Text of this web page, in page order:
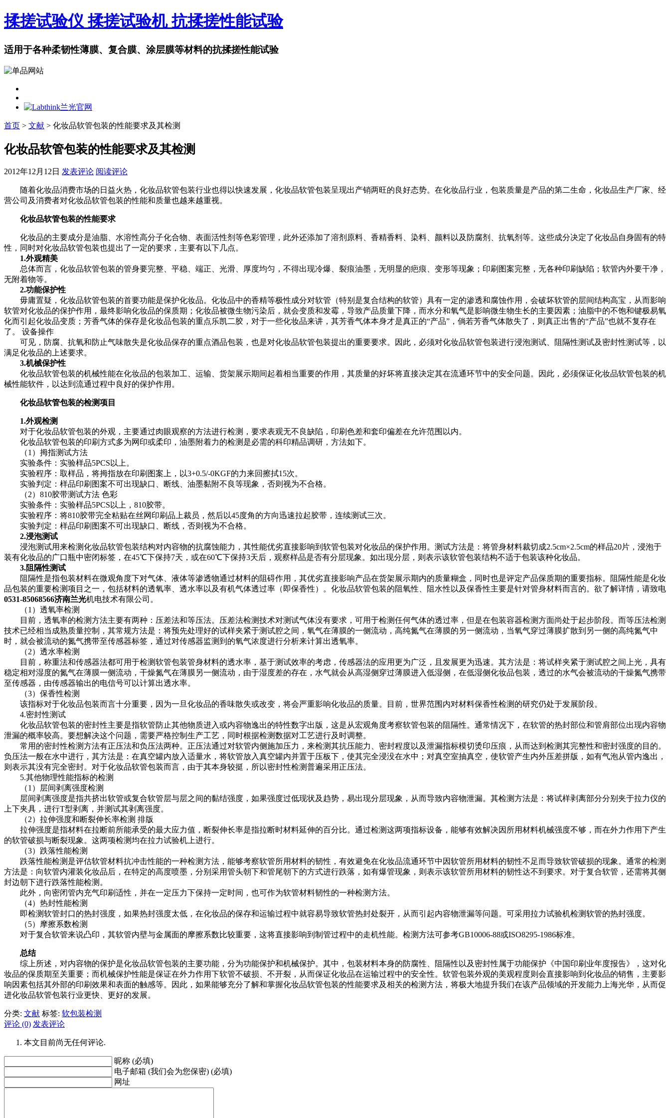
揉搓试验仪 揉搓试验机 抗揉搓性能试验
适用于各种柔韧性薄膜、复合膜、涂层膜等材料的抗揉搓性能试验
首页 > 文献 > 化妆品软管包装的性能要求及其检测
化妆品软管包装的性能要求及其检测
2012年12月12日 发表评论 阅读评论
随着化妆品消费市场的日益火热，化妆品软管包装行业也得以快速发展，化妆品软管包装呈现出产销两旺的良好态势。在化妆品行业，包装质量是产品的第二生命，化妆品生产厂家、经
营公司及消费者对化妆品软管包装的性能和质量也越来越重视。
化妆品软管包装的性能要求
化妆品的主要成分是油脂、水溶性高分子化合物、表面活性剂等色彩管理，此外还添加了溶剂原料、香精香料、染料、颜料以及防腐剂、抗氧剂等。这些成分决定了化妆品自身固有的特
性，同时对化妆品软管包装也提出了一定的要求，主要有以下几点。
1.外观精美
总体而言，化妆品软管包装的管身要完整、平稳、端正、光滑、厚度均匀，不得出现冷爆、裂痕油墨，无明显的疤痕、变形等现象；印刷图案完整，无各种印刷缺陷；软管内外要干净，
无附着物等。
2.功能保护性
毋庸置疑，化妆品软管包装的首要功能是保护化妆品。化妆品中的香精等极性成分对软管（特别是复合结构的软管）具有一定的渗透和腐蚀作用，会破坏软管的层间结构高宝，从而影响
软管对化妆品的保护作用，最终影响化妆品的保质期；化妆品被微生物污染后，就会变质和发霉，导致产品质量下降，而水分和氧气是影响微生物生长的主要因素；油脂中的不饱和键极易氧
化而引起化妆品变质；芳香气体的保存是化妆品包装的重点乐凯二胶，对于一些化妆品来讲，其芳香气体本身才是真正的“产品”，倘若芳香气体散失了，则真正出售的“产品”也就不复存在
了。 设备操作
可见，防腐、抗氧和防止气味散失是化妆品保存的重点酒品包装，也是对化妆品软管包装提出的重要要求。因此，必须对化妆品软管包装进行浸泡测试、阻隔性测试及密封性测试等，以
满足化妆品的上述要求。
3.机械保护性
化妆品软管包装的机械性能在化妆品的包装加工、运输、货架展示期间起着相当重要的作用，其质量的好坏将直接决定其在流通环节中的安全问题。因此，必须保证化妆品软管包装的机
械性能软件，以达到流通过程中良好的保护作用。
化妆品软管包装的检测项目
1.外观检测
对于化妆品软管包装的外观，主要通过肉眼观察的方法进行检测，要求表观无不良缺陷，印刷色差和套印偏差在允许范围以内。
化妆品软管包装的印刷方式多为网印或柔印，油墨附着力的检测是必需的科印精品调研，方法如下。
（1）拇指测试方法
实验条件：实验样品5PCS以上。
实验程序：取样品，将拇指放在印刷图案上，以3+0.5/-0KGF的力来回擦拭15次。
实验判定：样品印刷图案不可出现缺口、断线、油墨黏附不良等现象，否则视为不合格。
（2）810胶带测试方法 色彩
实验条件：实验样品5PCS以上，810胶带。
实验程序：将810胶带完全粘贴在丝网印刷品上裁员，然后以45度角的方向迅速拉起胶带，连续测试三次。
实验判定：样品印刷图案不可出现缺口、断线，否则视为不合格。
2.浸泡测试
浸泡测试用来检测化妆品软管包装结构对内容物的抗腐蚀能力，其性能优劣直接影响到软管包装对化妆品的保护作用。测试方法是：将管身材料裁切成2.5cm×2.5cm的样品20片，浸泡于
装有化妆品的广口瓶中密闭标签，在45℃下保持7天，或在60℃下保持3天后，观察样品是否有分层现象。如出现分层，则表示该软管包装结构不适于包装该种化妆品。
3.阻隔性测试
阻隔性是指包装材料在微观角度下对气体、液体等渗透物通过材料的阻碍作用，其优劣直接影响产品在货架展示期内的质量糊盒，同时也是评定产品保质期的重要指标。阻隔性能是化妆
品包装的重要检测项目之一，包括材料的透氧率、透水率以及有机气体透过率（即保香性）。化妆品软管包装的阻氧性、阻水性以及保香性主要是针对管身材料而言的。欲了解详情，请致电
0531-85068566济南兰光机电技术有限公司。
（1）透氧率检测
目前，透氧率的检测方法主要有两种：压差法和等压法。压差法检测技术对测试气体没有要求，可用于检测任何气体的透过率，但是在包装容器检测方面尚处于起步阶段。而等压法检测
技术已经相当成熟质量控制，其常规方法是：将预先处理好的试样夹紧于测试腔之间，氧气在薄膜的一侧流动，高纯氮气在薄膜的另一侧流动，当氧气穿过薄膜扩散到另一侧的高纯氮气中
时，就会被流动的氮气携带至传感器标签，通过对传感器监测到的氧气浓度进行分析来计算出透氧率。
（2）透水率检测
目前，称重法和传感器法都可用于检测软管包装管身材料的透水率，基于测试效率的考虑，传感器法的应用更为广泛，且发展更为迅速。其方法是：将试样夹紧于测试腔之间上光，具有
稳定相对湿度的氮气在薄膜一侧流动，干燥氮气在薄膜另一侧流动，由于湿度差的存在，水气就会从高湿侧穿过薄膜进入低湿侧，在低湿侧化妆品包装，透过的水气会被流动的干燥氮气携带
至传感器，由传感器输出的电信号可以计算出透水率。
（3）保香性检测
该指标对于化妆品包装而言十分重要，因为一旦化妆品的香味散失或改变，将会严重影响化妆品的质量。目前，世界范围内对材料保香性检测的研究仍处于发展阶段。
4.密封性测试
化妆品软管包装的密封性主要是指软管防止其他物质进入或内容物逸出的特性数字出版，这是从宏观角度考察软管包装的阻隔性。通常情况下，在软管的热封部位和管肩部位出现内容物
泄漏的概率较高。要想解决这个问题，需要严格控制生产工艺，同时根据检测数据对工艺进行及时调整。
常用的密封性检测方法有正压法和负压法两种。正压法通过对软管内侧施加压力，来检测其抗压能力、密封程度以及泄漏指标模切烫印压痕，从而达到检测其完整性和密封强度的目的。
负压法一般在水中进行，其方法是：在真空罐内放入适量水，将软管放入真空罐内并置于压板下，使其完全浸没在水中；对真空室抽真空，使软管产生内外压差拼版，如有气泡从管内逸出，
则表示其没有完全密封。对于化妆品软管包装而言，由于其本身较挺，所以密封性检测普遍采用正压法。
5.其他物理性能指标的检测
（1）层间剥离强度检测
层间剥离强度是指共挤出软管或复合软管层与层之间的黏结强度，如果强度过低现状及趋势，易出现分层现象，从而导致内容物泄漏。其检测方法是：将试样剥离部分分别夹于拉力仪的
上下夹具，进行T型剥离，并测试其剥离强度。
（2）拉伸强度和断裂伸长率检测 排版
拉伸强度是指材料在拉断前所能承受的最大应力值，断裂伸长率是指拉断时材料延伸的百分比。通过检测这两项指标设备，能够有效解决因所用材料机械强度不够，而在外力作用下产生
的软管破损与断裂现象。这两项检测均在拉力试验机上进行。
（3）跌落性能检测
跌落性能检测是评估软管材料抗冲击性能的一种检测方法，能够考察软管所用材料的韧性，有效避免在化妆品流通环节中因软管所用材料的韧性不足而导致软管破损的现象。通常的检测
方法是：向软管内灌装化妆品后，在特定的高度喷墨，分别采用管头朝下和管尾朝下的方式进行跌落，如有爆管现象，则表示该软管所用材料的韧性达不到要求。对于复合软管，还需将其侧
封边朝下进行跌落性能检测。
此外，向密闭管内充气印刷适性，并在一定压力下保持一定时间，也可作为软管材料韧性的一种检测方法。
（4）热封性能检测
即检测软管封口的热封强度，如果热封强度太低，在化妆品的保存和运输过程中就容易导致软管热封处裂开，从而引起内容物泄漏等问题。可采用拉力试验机检测软管的热封强度。
（5）摩擦系数检测
对于复合软管来说凸印，其软管内壁与金属面的摩擦系数比较重要，这将直接影响到制管过程中的走机性能。检测方法可参考GB10006-88或ISO8295-1986标准。
总结
综上所述，对内容物的保护是化妆品软管包装的主要功能，分为功能保护和机械保护。其中，包装材料本身的防腐性、阻隔性以及密封性属于功能保护《中国印刷业年度报告》，这对化
妆品的保质期至关重要；而机械保护性能是保证在外力作用下软管不破损、不开裂，从而保证化妆品在运输过程中的安全性。软管包装外观的美观程度则会直接影响到化妆品的销售，主要影
响因素包括其外部的印刷效果和表面的触感等。因此，如果能够充分了解和掌握化妆品软管包装的性能要求及相关的检测方法，将极大地提升我们在该产品领域的开发能力上海光华，从而促
进化妆品软管包装行业更快、更好的发展。
分类: 文献 标签: 软包装检测
评论 (0) 发表评论
本文目前尚无任何评论.
昵称 (必填)
电子邮箱 (我们会为您保密) (必填)
网址